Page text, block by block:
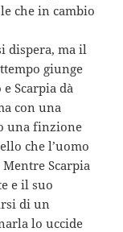
che in cambio
dispera, ma il
giunge
Scarpia dà
con una
una finzione
che l’uomo
Scarpia
e il suo
di un
lo uccide